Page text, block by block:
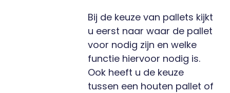
Bij de keuze van pallets kijkt
u eerst naar waar de pallet
voor nodig zijn en welke
functie hiervoor nodig is.
Ook heeft u de keuze
tussen een houten pallet of